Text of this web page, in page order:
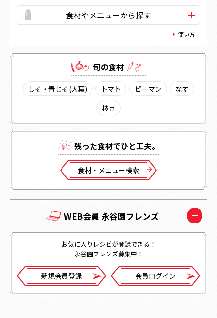
食材やメニューから探す
使い方
旬の⾷材
しそ・青じそ(大葉) トマト ピーマン
なす
枝豆
残った⾷材でひと⼯夫。
⾷材・メニュー検索
WEB会員 永谷園フレンズ
お気に入りレシピが登録できる！
永谷園フレンズ募集中！
新規会員登録 会員ログイン